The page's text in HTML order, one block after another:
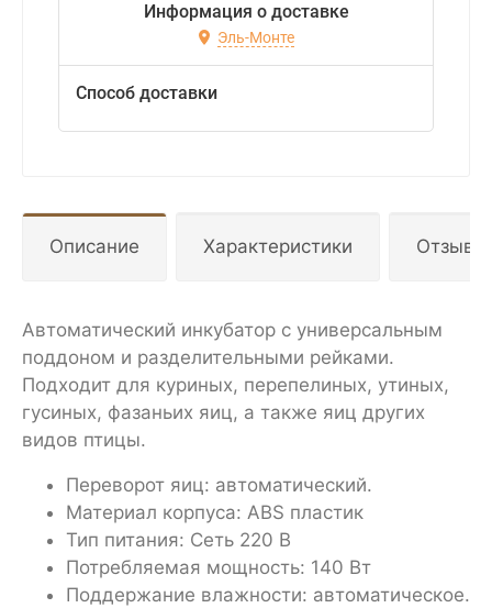
Информация о доставке
Эль-Монте
Способ доставки
Описание Характеристики
Автоматический инкубатор c универсальным
поддоном и разделительными рейками.
Подходит для куриных, перепелиных, утиных,
гусиных, фазаньих яиц, а также яиц других
видов птицы.
Переворот яиц: автоматический.
Материал корпуса: ABS пластик
Тип питания: Сеть 220 В
Потребляемая мощность: 140 Вт
Поддержание влажности: автоматическое.